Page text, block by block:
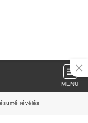
MENU
révélés